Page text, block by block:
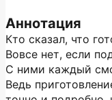
Аннотация
Кто сказал, что
Вовсе нет, если
С ними каждый
Ведь